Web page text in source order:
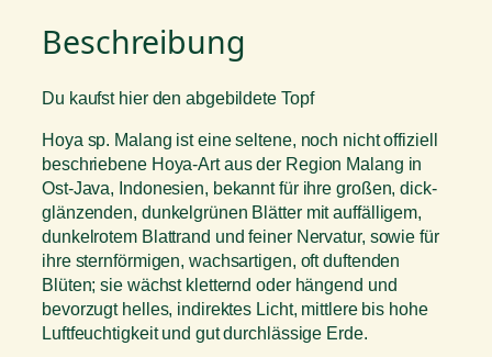
Beschreibung
Du kaufst hier den abgebildete Topf
Hoya sp. Malang ist eine seltene, noch nicht offiziell
beschriebene Hoya-Art aus der Region Malang in
Ost-Java, Indonesien, bekannt für ihre großen, dick-
glänzenden, dunkelgrünen Blätter mit auffälligem,
dunkelrotem Blattrand und feiner Nervatur, sowie für
ihre sternförmigen, wachsartigen, oft duftenden
Blüten; sie wächst kletternd oder hängend und
bevorzugt helles, indirektes Licht, mittlere bis hohe
Luftfeuchtigkeit und gut durchlässige Erde.